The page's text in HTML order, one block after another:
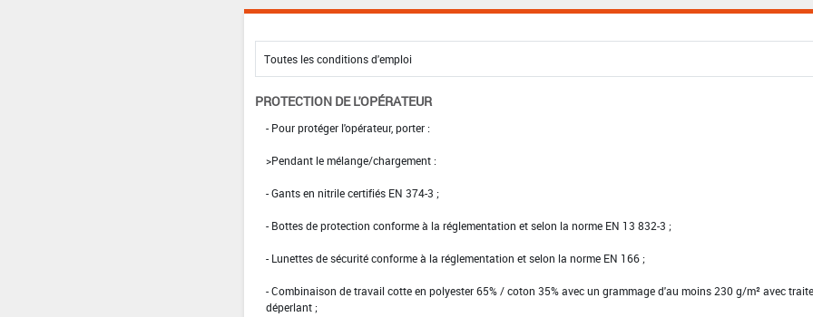
PROTECTION DE L'OPÉRATEUR
- Pour protéger l'opérateur, porter :
>Pendant le mélange/chargement :
- Gants en nitrile certifiés EN 374-3 ;
- Bottes de protection conforme à la réglementation et selon la norme EN 13 832-3 ;
- Lunettes de sécurité conforme à la réglementation et selon la norme EN 166 ;
- Combinaison de travail cotte en polyester 65% / coton 35% avec un grammage d'au moins 230 g/m² avec
déperlant ;